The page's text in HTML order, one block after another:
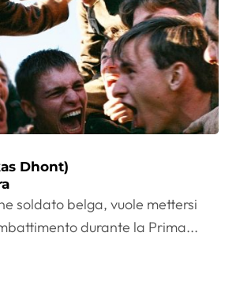
Dhont)
soldato belga, vuole mettersi
durante la Prima...